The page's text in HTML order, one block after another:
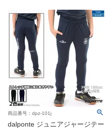
商品番号：dpz-101j
dalponte ジュニアジャージテー